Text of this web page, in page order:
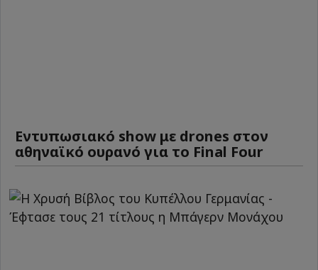
Εντυπωσιακό show με drones στον
αθηναϊκό ουρανό για το Final Four